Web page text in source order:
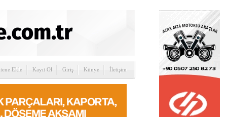
Ekle Kayıt Ol Giriş Künye İletişim